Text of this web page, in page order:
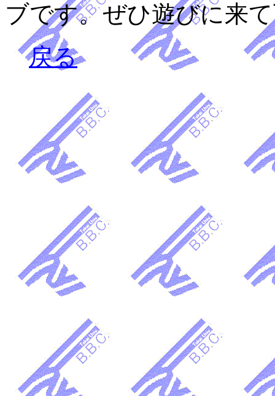
ブです。ぜひ遊びに来
戻る